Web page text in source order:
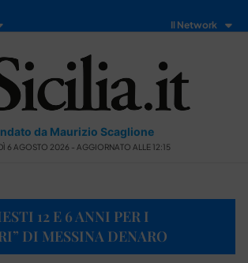
Il Network
da Maurizio Scaglione
6 AGOSTO 2026 - AGGIORNATO ALLE 12:15
12 E 6 ANNI PER I
DI MESSINA DENARO